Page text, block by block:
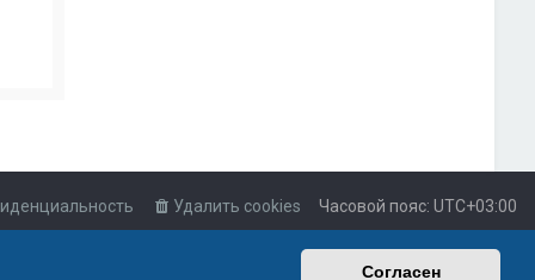
Согласен
Часовой пояс: UTC+03:00
Удалить cookies